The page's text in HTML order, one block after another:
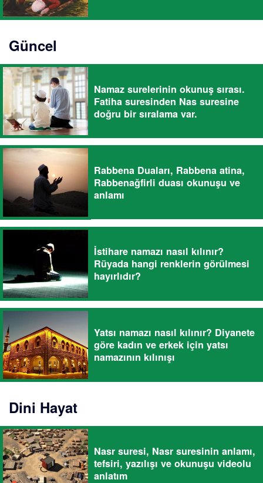
Güncel
Namaz surelerinin okunuş sırası.
Fatiha suresinden Nas suresine
doğru bir sıralama var.
Rabbena Duaları, Rabbena atina,
Rabbenağfirli duası okunuşu ve
anlamı
İstihare namazı nasıl kılınır?
Rüyada hangi renklerin görülmesi
hayırlıdır?
Yatsı namazı nasıl kılınır? Diyanete
göre kadın ve erkek için yatsı
namazının kılınışı
Dini Hayat
Nasr suresi, Nasr suresinin anlamı,
tefsiri, yazılışı ve okunuşu videolu
anlatım